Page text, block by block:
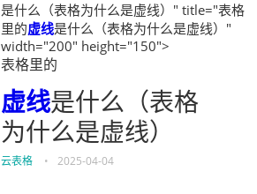
是什么（表格为什么是虚线）" title="表格
里的虚线是什么（表格为什么是虚线）"
width="200" height="150">
表格里的
虚线是什么（表格
为什么是虚线）
云表格 • 2025-04-04